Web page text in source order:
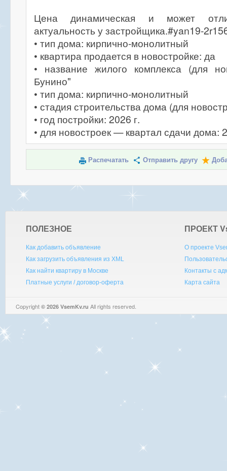
Цена динамическая и может
актуальность у застройщика.#yan19-
• тип дома: кирпично-монолитный
• квартира продается в новостройке: да
• название жилого комплекса (для
Бунино"
• тип дома: кирпично-монолитный
• стадия строительства дома (для
• год постройки: 2026 г.
• для новостроек — квартал сдачи дома: 2
Распечатать Отправить другу
ПОЛЕЗНОЕ
Как добавить объявление
Как загрузить объявления из XML
Как найти квартиру в Москве
Платные услуги / договор-оферта
ПРОЕКТ V
О проекте
Контакты с
Карта сайта
Copyright © 2026 VsemKv.ru All rights reserved.